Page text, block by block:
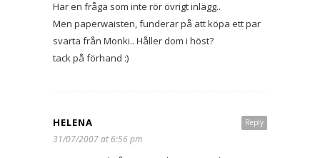
Har en fråga som inte rör övrigt inlägg..
Men paperwaisten, funderar på att köpa ett par
svarta från Monki.. Håller dom i höst?
tack på förhand :)
Reply
HELENA
31/07/2007 at 6:56 pm